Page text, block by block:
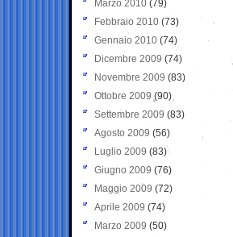
Marzo 2010 (79)
Febbraio 2010 (73)
Gennaio 2010 (74)
Dicembre 2009 (74)
Novembre 2009 (83)
Ottobre 2009 (90)
Settembre 2009 (83)
Agosto 2009 (56)
Luglio 2009 (83)
Giugno 2009 (76)
Maggio 2009 (72)
Aprile 2009 (74)
Marzo 2009 (50)